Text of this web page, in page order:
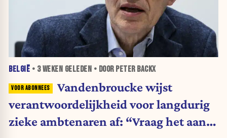
BELGIË • 3 WEKEN GELEDEN • DOOR PETER BACKX
Vandenbroucke wijst
verantwoordelijkheid voor langdurig
zieke ambtenaren af: “Vraag het aan